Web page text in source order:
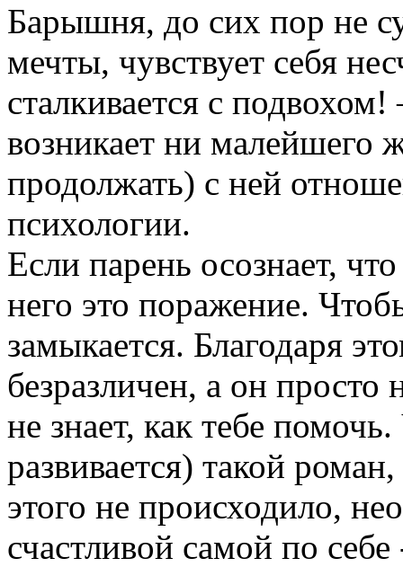
Барышня, до сих пор не
мечты, чувствует себя
сталкивается с
возникает ни малейшего
продолжать) с ней
психологии.
Если парень осознает,
него это поражение.
замыкается. Благодаря
безразличен, а он
не знает, как тебе
развивается) такой
этого не происходило,
счастливой самой по